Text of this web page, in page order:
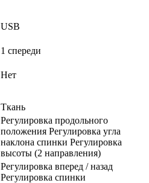
USB
1 спереди
Нет
Ткань
Регулировка продольного
положения Регулировка угла
наклона спинки Регулировка
высоты (2 направления)
Регулировка вперед / назад
Регулировка спинки